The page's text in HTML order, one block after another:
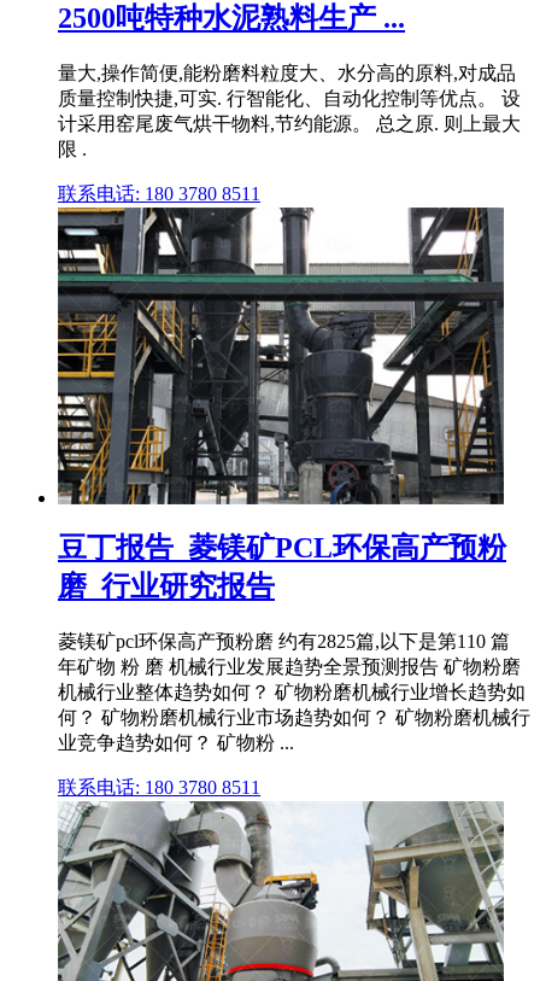
2500吨特种水泥熟料生产 ...
量大,操作简便,能粉磨料粒度大、水分高的原料,对成品
质量控制快捷,可实. 行智能化、自动化控制等优点。 设
计采用窑尾废气烘干物料,节约能源。 总之原. 则上最大
限 .
联系电话: 180 3780 8511
豆丁报告_菱镁矿PCL环保高产预粉
磨_行业研究报告
菱镁矿pcl环保高产预粉磨 约有2825篇,以下是第110 篇
年矿物 粉 磨 机械行业发展趋势全景预测报告 矿物粉磨
机械行业整体趋势如何？ 矿物粉磨机械行业增长趋势如
何？ 矿物粉磨机械行业市场趋势如何？ 矿物粉磨机械行
业竞争趋势如何？ 矿物粉 ...
联系电话: 180 3780 8511